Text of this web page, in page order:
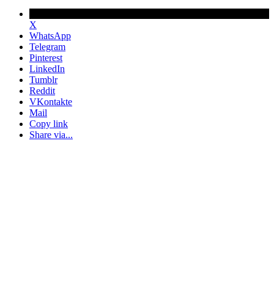
X
WhatsApp
Telegram
Pinterest
LinkedIn
Tumblr
Reddit
VKontakte
Mail
Copy link
Share via...